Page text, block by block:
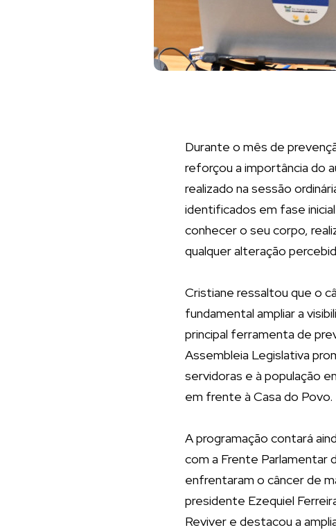
Durante o mês de
reforçou a importância do
realizado na sessão
identificados em fase
conhecer o seu corpo,
qualquer alteração
Cristiane ressaltou que o
fundamental ampliar a
principal ferramenta de
Assembleia Legislativa
servidoras e à população
em frente à Casa do Povo.
A programação contará
com a Frente Parlamentar
enfrentaram o câncer de
presidente Ezequiel
Reviver e destacou a